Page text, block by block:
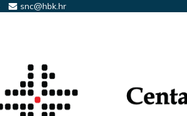
snc@hbk.hr